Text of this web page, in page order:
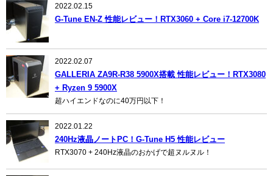
2022.02.15
G-Tune EN-Z 性能レビュー！RTX3060 + Core i7-12700K
2022.02.07
GALLERIA ZA9R-R38 5900X搭載 性能レビュー！RTX3080
+ Ryzen 9 5900X
超ハイエンドなのに40万円以下！
2022.01.22
240Hz液晶ノートPC！G-Tune H5 性能レビュー
RTX3070 + 240Hz液晶のおかげで超ヌルヌル！